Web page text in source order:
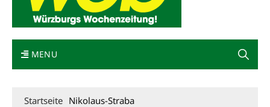
MENU
Startseite Nikolaus-Straba